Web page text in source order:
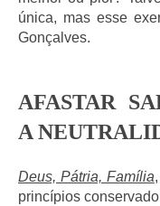
única, mas esse
Gonçalves.
AFASTAR
A
Deus, Pátria, Família
princípios